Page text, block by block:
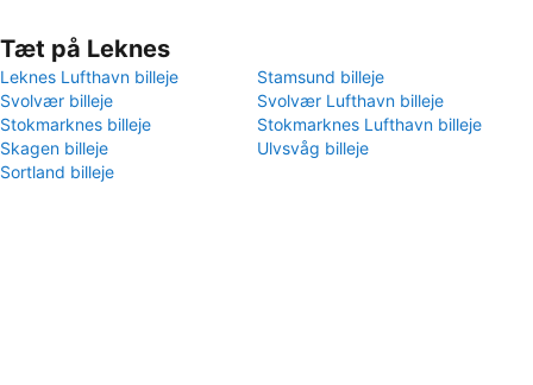
Tæt på Leknes
Leknes Lufthavn billeje
Stamsund billeje
Svolvær billeje
Svolvær Lufthavn billeje
Stokmarknes billeje
Stokmarknes Lufthavn billeje
Skagen billeje
Ulvsvåg billeje
Sortland billeje